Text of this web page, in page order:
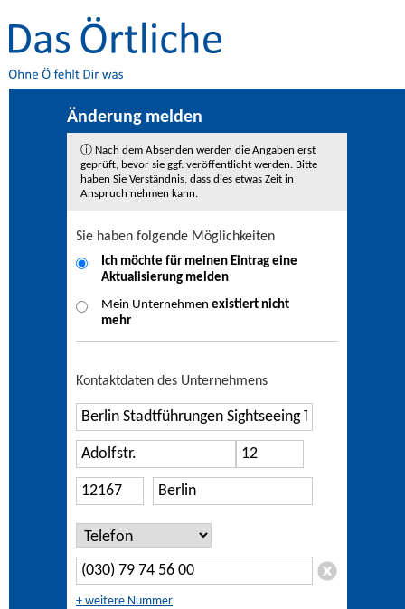
Änderung melden
ⓘ Nach dem Absenden werden die Angaben erst
geprüft, bevor sie ggf. veröffentlicht werden. Bitte
haben Sie Verständnis, dass dies etwas Zeit in
Anspruch nehmen kann.
Sie haben folgende Möglichkeiten
Ich möchte für meinen Eintrag eine
Aktualisierung melden
Mein Unternehmen existiert nicht
mehr
Kontaktdaten des Unternehmens
+ weitere Nummer